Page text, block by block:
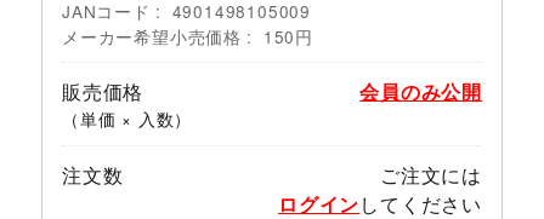
JANコード
4901498105009
メーカー希望小売価格
150円
販売価格
（単価 × 入数）
会員のみ公開
注文数
ご注文には
ログインしてください